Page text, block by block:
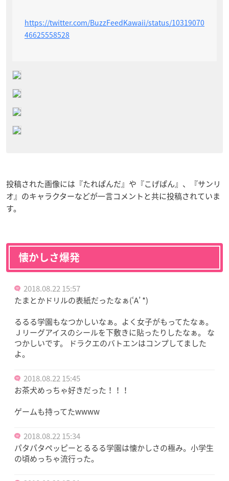
https://twitter.com/BuzzFeedKawaii/status/10319070
46625558528
投稿された画像には『たれぱんだ』や『こげぱん』、『サンリ
オ』のキャラクターなどが一言コメントと共に投稿されていま
す。
懐かしさ爆発
2018.08.22 15:57
たまとかドリルの表紙だったなぁ(‘A’ *)
るるる学園もなつかしいなぁ。よく女子がもってたなぁ。
Ｊリーグアイスのシールを下敷きに貼ったりしたなぁ。 な
つかしいです。 ドラクエのバトエンはコンプしてました
よ。
2018.08.22 15:45
お茶犬めっちゃ好きだった！！！
ゲームも持ってたwwww
2018.08.22 15:34
パタパタペッピーとるるる学園は懐かしさの極み。小学生
の頃めっちゃ流行った。